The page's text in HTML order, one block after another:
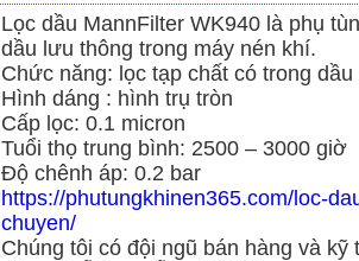
Lọc dầu MannFilter WK940 là phụ
dầu lưu thông trong máy nén khí.
Chức năng: lọc tạp chất có trong dầu
Hình dáng : hình trụ tròn
Cấp lọc: 0.1 micron
Tuổi thọ trung bình: 2500 – 3000 giờ
Độ chênh áp: 0.2 bar
https://phutungkhinen365.com/loc-
chuyen/
Chúng tôi có đội ngũ bán hàng và